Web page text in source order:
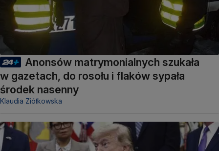
Anonsów matrymonialnych szukała
w gazetach, do rosołu i flaków sypała
środek nasenny
Klaudia Ziółkowska